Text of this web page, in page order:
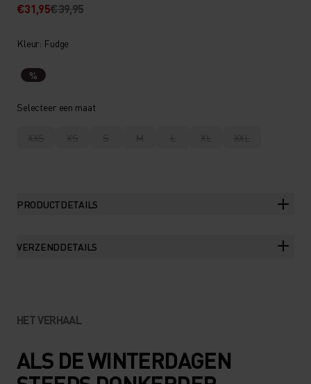
€31,95€39,95
Kleur: Fudge
%
Selecteer een maat
XXS XS S M L XL XXL
PRODUCTDETAILS
VERZENDDETAILS
HET VERHAAL
ALS DE WINTERDAGEN